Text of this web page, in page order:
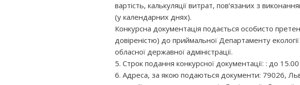
вартість, калькуляції витрат, пов’язаних з
(у календарних днях).
Конкурсна документація подається особисто
довіреністю) до приймальної Департаменту
обласної державної адміністрації.
5. Строк подання конкурсної документації: : до
6. Адреса, за якою подаються документи: 79026,